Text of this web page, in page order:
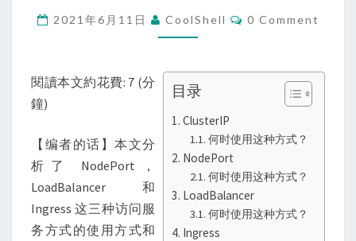
访
式：
LOADBALANCER
和
INGRESS
2021年6月11日 CoolShell Comments
0 Comment
目录
ClusterIP
何时使用这种方式？
NodePort
何时使用这种方式？
LoadBalancer
何时使用这种方式？
Ingress
閱讀本文約花費: 7 (分
鐘)
【编者的话】本文分
析了 NodePort，
LoadBalancer 和
Ingress 这三种访问服
务方式的使用方式和